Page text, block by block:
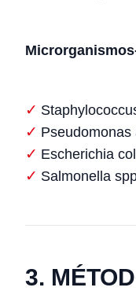
Pseudomonas
Escherichia
Salmonella
3.